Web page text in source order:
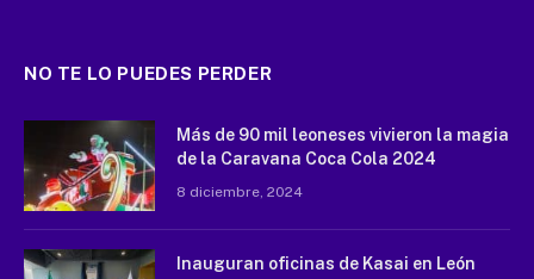
NO TE LO PUEDES PERDER
Más de 90 mil leoneses vivieron la magia
de la Caravana Coca Cola 2024
8 diciembre, 2024
Inauguran oficinas de Kasai en León